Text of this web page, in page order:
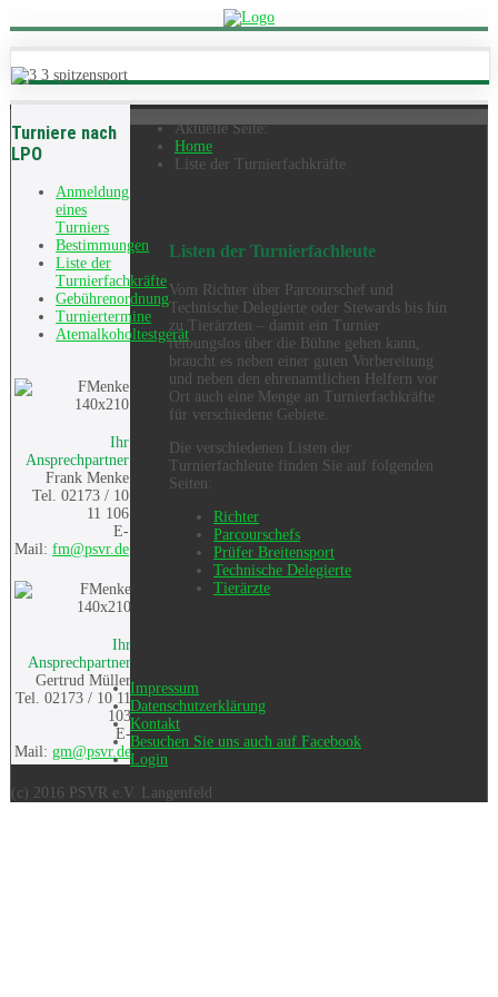
Turniere nach
LPO
Anmeldung
eines
Turniers
Bestimmungen
Liste der
Turnierfachkräfte
Gebührenordnung
Turniertermine
Atemalkoholtestgerät
Ihr
Ansprechpartner
Frank Menke
Tel. 02173 / 10
11 106
E-
Mail:fm@psvr.de
Ihr
Ansprechpartner
Gertrud Müller
Tel. 02173 / 10 11
103
E-
Mail:gm@psvr.de
Aktuelle Seite:
Home
Liste der Turnierfachkräfte
Listen der Turnierfachleute
Vom Richter über Parcourschef und
Technische Delegierte oder Stewards bis hin
zu Tierärzten – damit ein Turnier
reibungslos über die Bühne gehen kann,
braucht es neben einer guten Vorbereitung
und neben den ehrenamtlichen Helfern vor
Ort auch eine Menge an Turnierfachkräfte
für verschiedene Gebiete.
Die verschiedenen Listen der
Turnierfachleute finden Sie auf folgenden
Seiten:
Richter
Parcourschefs
Prüfer Breitensport
Technische Delegierte
Tierärzte
Impressum
Datenschutzerklärung
Kontakt
Besuchen Sie uns auch auf Facebook
Login
(c) 2016 PSVR e.V. Langenfeld